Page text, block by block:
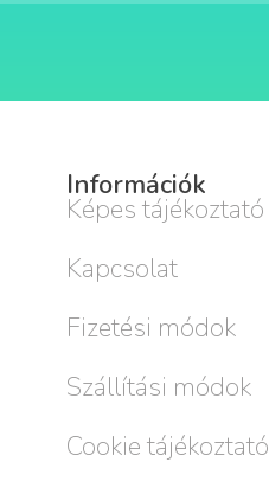
Információk
Képes tájékoztató
Kapcsolat
Fizetési módok
Szállítási módok
Cookie tájékoztató